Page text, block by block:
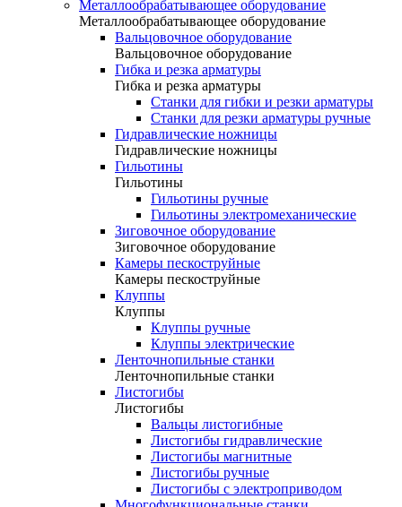
Металлообрабатывающее оборудование
Металлообрабатывающее оборудование
Вальцовочное оборудование
Вальцовочное оборудование
Гибка и резка арматуры
Гибка и резка арматуры
Станки для гибки и резки арматуры
Станки для резки арматуры ручные
Гидравлические ножницы
Гидравлические ножницы
Гильотины
Гильотины
Гильотины ручные
Гильотины электромеханические
Зиговочное оборудование
Зиговочное оборудование
Камеры пескоструйные
Камеры пескоструйные
Клуппы
Клуппы
Клуппы ручные
Клуппы электрические
Ленточнопильные станки
Ленточнопильные станки
Листогибы
Листогибы
Вальцы листогибные
Листогибы гидравлические
Листогибы магнитные
Листогибы ручные
Листогибы с электроприводом